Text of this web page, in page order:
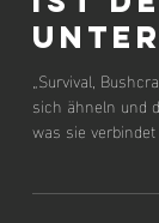
ist
„Survival,